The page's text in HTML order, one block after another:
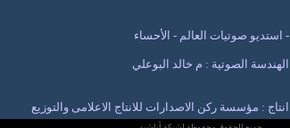
- استديو صوتيات العالم - الأحساء
الهندسة الصوتية : م خالد البوعلي
انتاج : مؤسسة ركن الاصدارات للانتاج الاعلامى والتوزيع